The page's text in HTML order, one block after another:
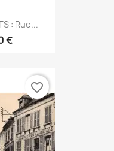
: Rue...
€
favorite_border